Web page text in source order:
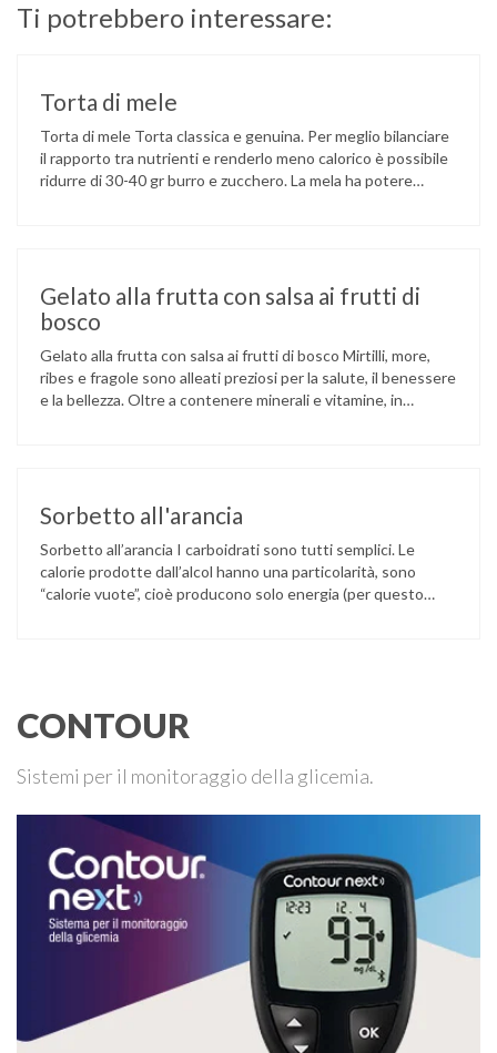
Ti potrebbero interessare:
Torta di mele
Torta di mele Torta classica e genuina. Per meglio bilanciare
il rapporto tra nutrienti e renderlo meno calorico è possibile
ridurre di 30-40 gr burro e zucchero. La mela ha potere
Gelato alla frutta con salsa ai frutti di
bosco
Gelato alla frutta con salsa ai frutti di bosco Mirtilli, more,
ribes e fragole sono alleati preziosi per la salute, il benessere
e la bellezza. Oltre a contenere minerali e vitamine, in
Sorbetto all'arancia
Sorbetto all’arancia I carboidrati sono tutti semplici. Le
calorie prodotte dall’alcol hanno una particolarità, sono
“calorie vuote”, cioè producono solo energia (per questo
CONTOUR
Sistemi per il monitoraggio della glicemia.